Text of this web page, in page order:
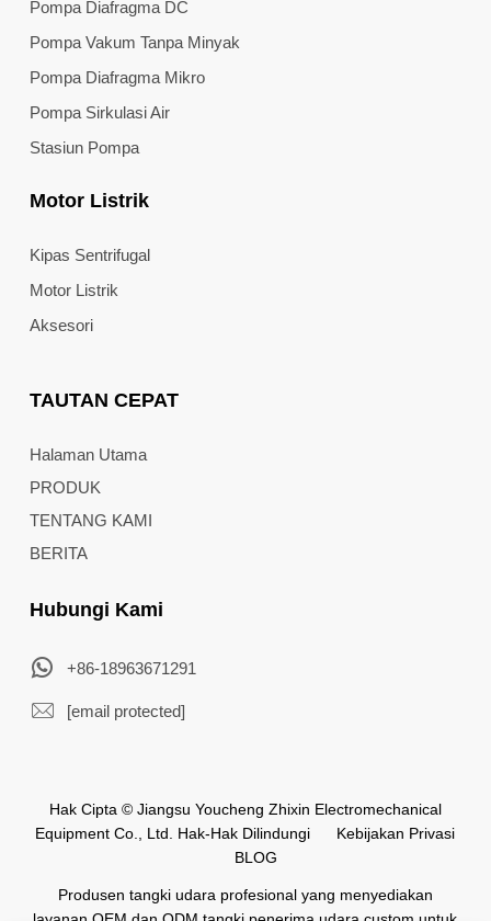
Pompa Diafragma DC
Pompa Vakum Tanpa Minyak
Pompa Diafragma Mikro
Pompa Sirkulasi Air
Stasiun Pompa
Motor Listrik
Kipas Sentrifugal
Motor Listrik
Aksesori
TAUTAN CEPAT
Halaman Utama
PRODUK
TENTANG KAMI
BERITA
Hubungi Kami
+86-18963671291
[email protected]
Hak Cipta © Jiangsu Youcheng Zhixin Electromechanical
Equipment Co., Ltd. Hak-Hak Dilindungi
Kebijakan Privasi
BLOG
Produsen tangki udara profesional yang menyediakan